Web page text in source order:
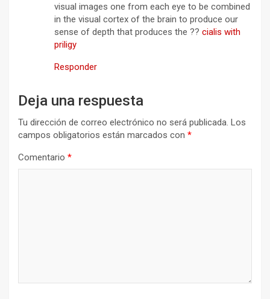
visual images one from each eye to be combined
in the visual cortex of the brain to produce our
sense of depth that produces the ?? cialis with
priligy
Responder
Deja una respuesta
Tu dirección de correo electrónico no será publicada. Los
campos obligatorios están marcados con *
Comentario *